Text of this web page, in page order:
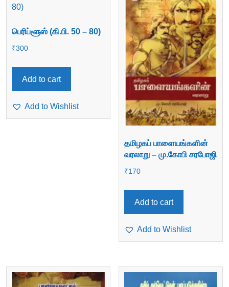
பெரிப்ளூஸ் (கி.பி. 50 – 80)
₹300
Add to cart
Add to Wishlist
தமிழகப் பாளையங்களின்
வரலாறு – மு.கோபி சரபோஜி
₹170
Add to cart
Add to Wishlist